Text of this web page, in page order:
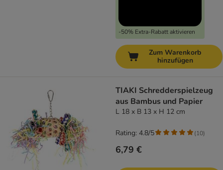
-50% Extra-Rabatt aktivieren
Zum Warenkorb
hinzufügen
TIAKI Schredderspielzeug
aus Bambus und Papier
L 18 x B 13 x H 12 cm
6,79 €
Rating: 4.8/5 (10)